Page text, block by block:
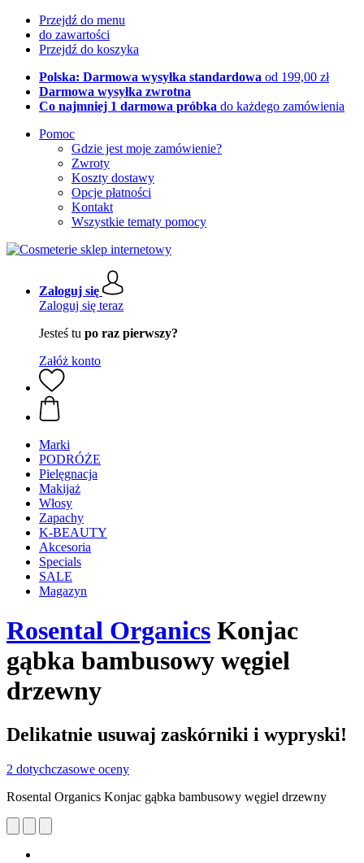
Przejdź do menu
do zawartości
Przejdź do koszyka
Polska: Darmowa wysyłka standardowa od 199,00 zł
Darmowa wysyłka zwrotna
Co najmniej 1 darmowa próbka do każdego zamówienia
Pomoc
Gdzie jest moje zamówienie?
Zwroty
Koszty dostawy
Opcje płatności
Kontakt
Wszystkie tematy pomocy
Zaloguj się
Zaloguj się teraz
Jesteś tu po raz pierwszy?
Załóż konto
Marki
PODRÓŻE
Pielęgnacja
Makijaż
Włosy
Zapachy
K-BEAUTY
Akcesoria
Specials
SALE
Magazyn
Rosental Organics Konjac
gąbka bambusowy węgiel
drzewny
Delikatnie usuwaj zaskórniki i wypryski!
2 dotychczasowe oceny
Rosental Organics Konjac gąbka bambusowy węgiel drzewny